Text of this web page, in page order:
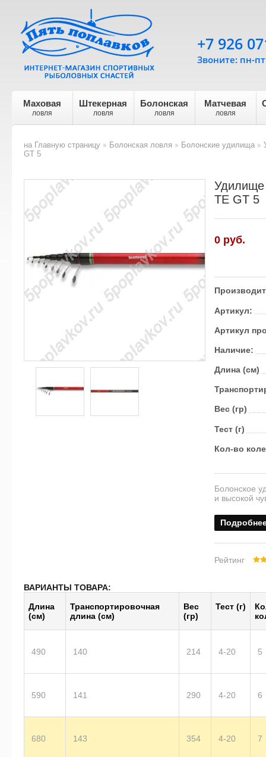
Маховая
ловля
Штекерная
ловля
Болонская
ловля
Матчевая
ловля
+7 926
Звоните: пн-
на Главную страницу
Болонская ловля
Болонские удилища
GT 5
Удилище
TE GT 5
0 руб.
Артикул:
Артикул
Наличие:
Длина (см)
Вес (гр)
Тест (г)
Кол-во
Болонское
и высокой
Рейтинг
ВАРИАНТЫ ТОВАРА:
Длина
(см)
Транс­пор­тиро­воч­ная
длина (см)
Вес
(гр)
Тест (г)
490 140 214 4-20 5
590 141 290 4-20 6
680 143 354 4-20 7